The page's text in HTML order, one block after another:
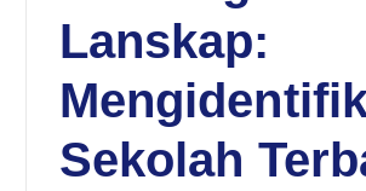
Lanskap:
Sekolah